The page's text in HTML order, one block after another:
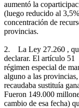
aumentó la
(luego reducido al
concentración de
provincias.
2. La Ley 27.260 ,
declarar. El artículo 51
régimen especial de
alguno a las
recaudaba sustituía
Fueron 149.000
cambio de esa fecha)